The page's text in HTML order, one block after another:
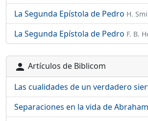
La Segunda Epístola de Pedro H.
La Segunda Epístola de Pedro F. B.
person Artículos de Biblicom
Las cualidades de un verdadero
Separaciones en la vida de Abraham